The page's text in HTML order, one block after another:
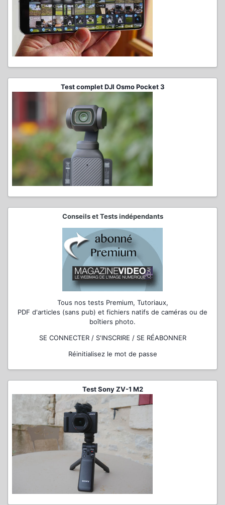
Test complet DJI Osmo Pocket 3
Conseils et Tests indépendants
Tous nos tests Premium, Tutoriaux,
PDF d'articles (sans pub) et fichiers natifs de caméras ou de
boîtiers photo.
SE CONNECTER / S'INSCRIRE / SE RÉABONNER
Réinitialisez le mot de passe
Test Sony ZV-1 M2